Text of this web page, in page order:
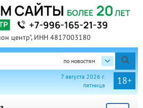
центр", ИНН 4817003180
по новостям
18+
7 августа 2026 г.
пятница